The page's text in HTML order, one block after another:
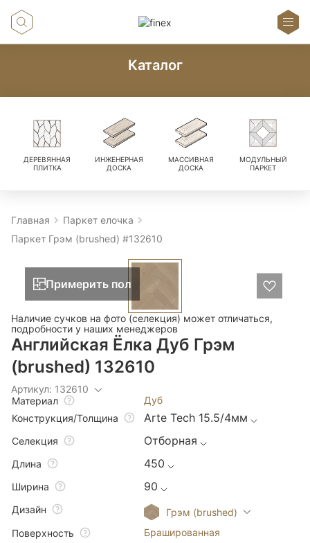
Каталог
ДЕРЕВЯННАЯ
ПЛИТКА
ИНЖЕНЕРНАЯ
ДОСКА
МАССИВНАЯ
ДОСКА
МОДУЛЬНЫЙ
ПАРКЕТ
Главная
Паркет елочка
Паркет Грэм (brushed) #132610
Примерить пол
Наличие сучков на фото (селекция) может отличаться,
подробности у наших менеджеров
Английская Ёлка Дуб Грэм
(brushed) 132610
Артикул: 132610
Материал
Дуб
Конструкция/Толщина
Arte Tech 15.5/4мм
Селекция Отборная
Длина 450
Ширина 90
Дизайн
Грэм (brushed)
Поверхность
Брашированная